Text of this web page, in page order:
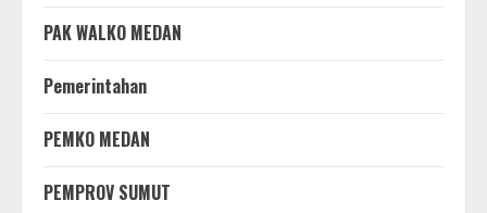
PAK WALKO MEDAN
Pemerintahan
PEMKO MEDAN
PEMPROV SUMUT